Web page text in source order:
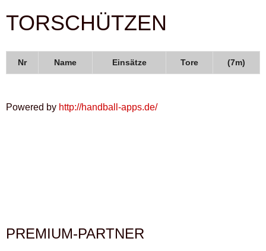
TORSCHÜTZEN
Nr Name Einsätze Tore (7m)
Powered by http://handball-apps.de/
PREMIUM-PARTNER